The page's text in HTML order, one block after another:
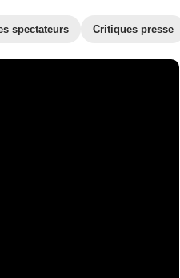
spectateurs Critiques presse